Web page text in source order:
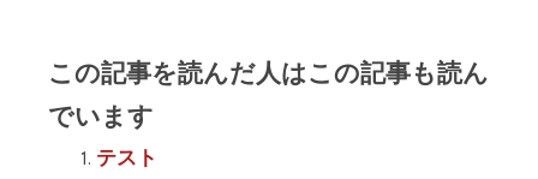
この記事を読んだ人はこの記事も読ん
でいます
テスト